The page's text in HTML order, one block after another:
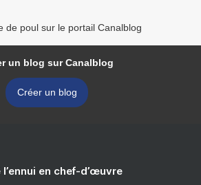
de poul sur le portail Canalblog
un blog sur Canalblog
Créer un blog
en chef-d’œuvre